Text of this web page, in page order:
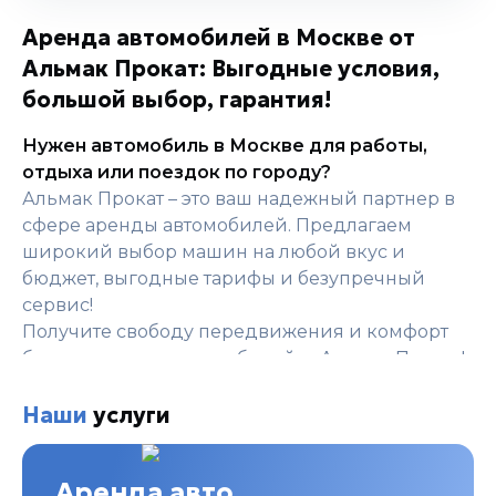
Аренда автомобилей в Москве от
Альмак Прокат: Выгодные условия,
большой выбор, гарантия!
Нужен автомобиль в Москве для работы,
отдыха или поездок по городу?
Альмак Прокат – это ваш надежный партнер в
сфере аренды автомобилей. Предлагаем
широкий выбор машин на любой вкус и
бюджет, выгодные тарифы и безупречный
сервис!
Получите свободу передвижения и комфорт
без лишних затрат – выбирайте Альмак Прокат!
правильный выбор?
экономия – это реально!
• Огромный выбор автомобилей:
Наши услуги